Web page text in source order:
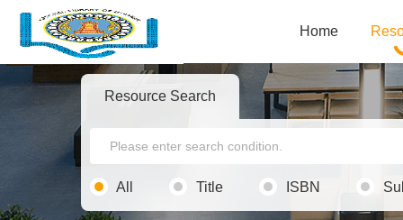
Home
Resource Search
All Title ISBN